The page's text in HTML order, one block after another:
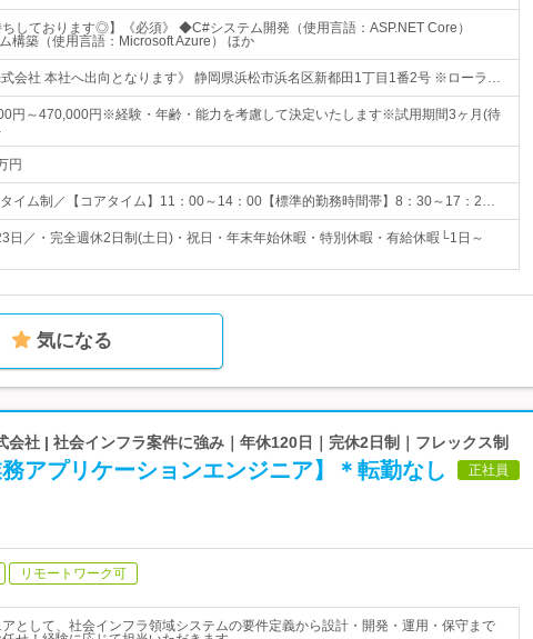
ちしております◎】《必須》 ◆C#システム開発（使用言語：ASP.NET Core）
構築（使用言語：Microsoft Azure） ほか
式会社 本社へ出向となります》 静岡県浜松市浜名区新都田1丁目1番2号 ※ローラ…
円～470,000円※経験・年齢・能力を考慮して決定いたします※試用期間3ヶ月(待
円
イム制／【コアタイム】11：00～14：00【標準的勤務時間帯】8：30～17：2…
日／・完全週休2日制(土日)・祝日・年末年始休暇・特別休暇・有給休暇└1日～
気になる
会社 | 社会インフラ案件に強み｜年休120日｜完休2日制｜フレックス制
務アプリケーションエンジニア】＊転勤なし 正社員
リモートワーク可
として、社会インフラ領域システムの要件定義から設計・開発・運用・保守まで